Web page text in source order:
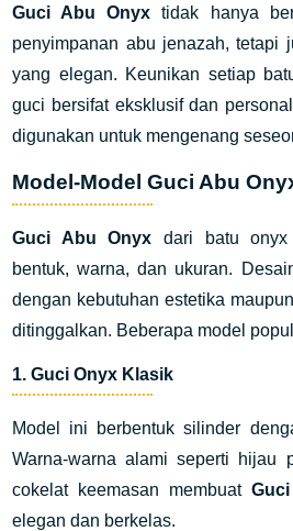
Guci Abu Onyx tidak hanya
penyimpanan abu jenazah, tetapi
yang elegan. Keunikan setiap
guci bersifat eksklusif dan
digunakan untuk mengenang
Model-Model Guci Abu
Guci Abu Onyx dari batu onyx
bentuk, warna, dan ukuran.
dengan kebutuhan estetika
ditinggalkan. Beberapa model
1.Guci Onyx Klasik
Model ini berbentuk silinder
Warna-warna alami seperti hijau
cokelat keemasan membuat
elegan dan berkelas.